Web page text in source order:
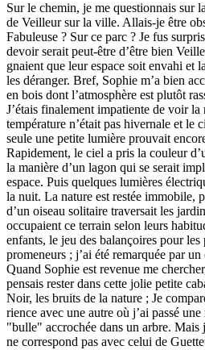
Sur le chemin, je me ques­­tion­­nais sur
de Veilleur sur la ville. Allais-je être
Fabuleuse ? Sur ce parc ? Je fus
devoir serait peut-être d’être bien
gnaient que leur espace soit envahi et
les déran­­ger. Bref, Sophie m’a bien
en bois dont l’atmo­­sphère est plutôt
J’étais fina­­le­­ment impa­­tiente de voir
tem­­pé­­ra­­ture n’était pas hiver­­nale et le
seule une petite lumière prou­vait
Rapidement, le ciel a pris la cou­­leur
la manière d’un lagon qui se serait
espace. Puis quel­­ques lumiè­­res
la nuit. La nature est restée immo­­bile,
d’un oiseau soli­­taire tra­­ver­­sait les
occu­­paient ce ter­­rain selon leurs
enfants, le jeu des balan­­çoi­­res pour les
pro­­me­­neurs ; j’ai été remar­­quée par
Quand Sophie est reve­­nue me
pen­­sais rester dans cette jolie petite
Noir, les bruits de la nature ; Je
rience avec une autre où j’ai passé
"bulle" accro­­chée dans un arbre. Mais
ne cor­­res­­pond pas avec celui de